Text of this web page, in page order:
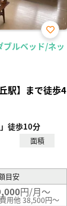
ルベッド/ネッ
お気
に入
駅】まで徒歩4
徒歩10分
面積
目安
円/月～
用他 38,500円～